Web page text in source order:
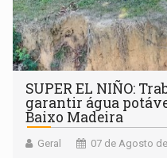
SUPER EL NIÑO:
garantir água
Baixo Madeira
Geral 07 de Agosto